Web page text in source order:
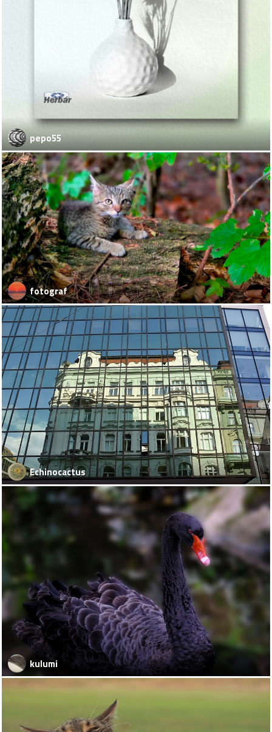
pepo55
fotograf
Echinocactus
kulumi